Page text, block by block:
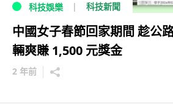
科技娛樂 科技新聞
中國女子春節回家期間 趁公
輛爽賺 1,500 元獎金
2 年前